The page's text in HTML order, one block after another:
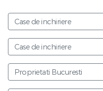
Case de inchiriere
Case de inchiriere
Proprietati Bucuresti